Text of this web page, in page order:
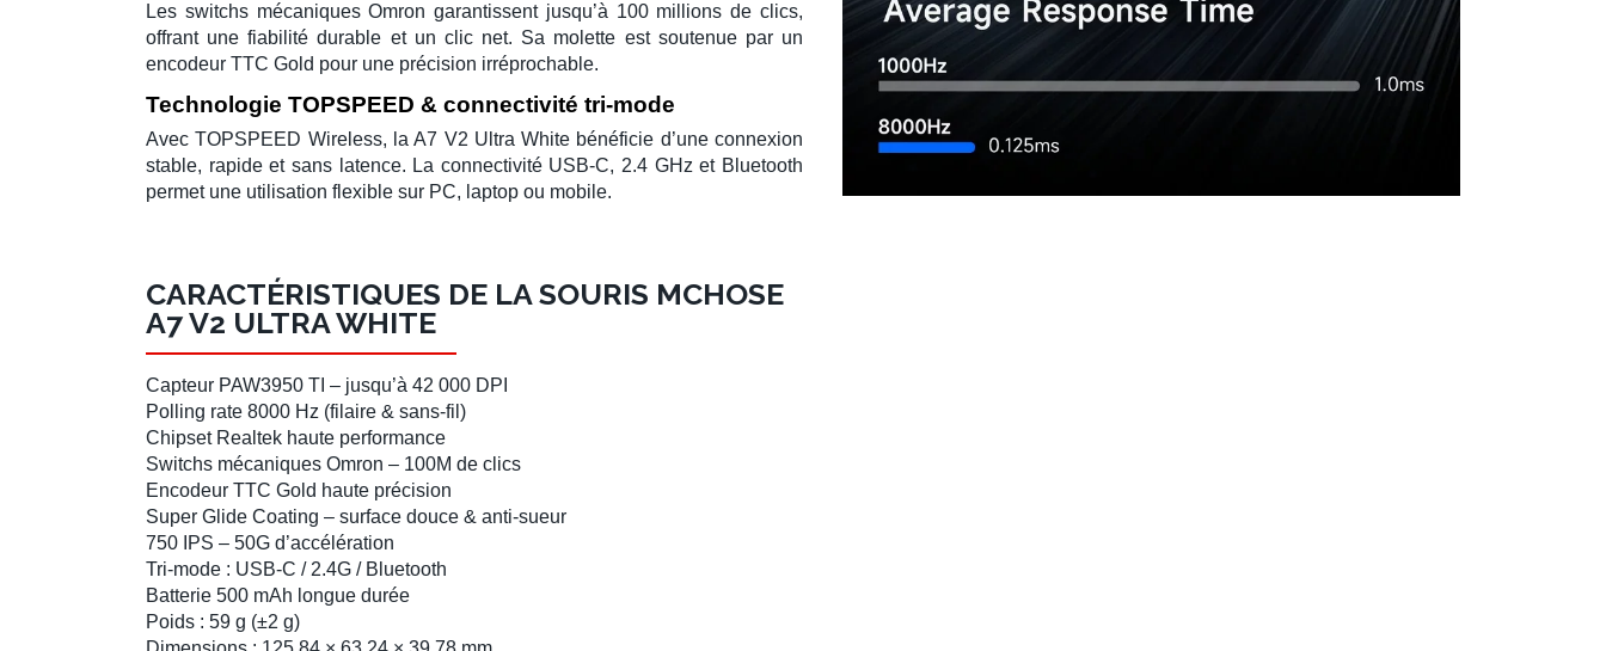
Les switchs mécaniques Omron garantissent jusqu’à 100 millions de clics,
offrant une fiabilité durable et un clic net. Sa molette est soutenue par un
encodeur TTC Gold pour une précision irréprochable.
Technologie TOPSPEED & connectivité tri-mode
AvecTOPSPEED Wireless, la A7 V2 Ultra White bénéficie d’une connexion
stable, rapide et sans latence. La connectivité USB-C, 2.4 GHz et Bluetooth
permet une utilisation flexible sur PC, laptop ou mobile.
CARACTÉRISTIQUES DE LA SOURIS MCHOSE
A7 V2 ULTRA WHITE
Capteur PAW3950 TI – jusqu’à 42 000 DPI
Polling rate 8000 Hz (filaire & sans-fil)
Chipset Realtek haute performance
Switchs mécaniques Omron – 100M de clics
Encodeur TTC Gold haute précision
Super Glide Coating – surface douce & anti-sueur
750 IPS – 50G d’accélération
Tri-mode : USB-C / 2.4G / Bluetooth
Batterie 500 mAh longue durée
Poids : 59 g (±2 g)